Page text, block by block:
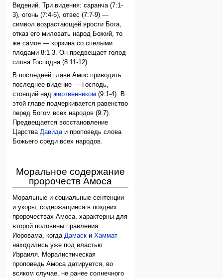
Видений. Три видения: саранча (7:1-
3), огонь (7:4-6), отвес (7:7-9) —
символ возрастающей ярости Бога,
отказ его миловать народ Божий, то
же самое — корзина со спелыми
плодами 8:1-3. Он предвещает голод
слова Господня (8:11-12).
В последней главе Амос приводить
последнее видение — Господь,
стоящий наджертвенником (9:1-4). В
этой главе подчеркивается равенство
перед Богом всех народов (9:7).
Предвещается восстановление
Царства Давида и проповедь слова
Божьего среди всех народов.
Моральное содержание
пророчеств Амоса
Моральные и социальные сентенции
и укоры, содержащиеся в поздних
пророчествах Амоса, характерны для
второй половины правления
Иоровама, когдаДамаск иХаммат
находились уже под властью
Израиля. Моралистическая
проповедь Амоса датируется, во
всяком случае, не ранее солнечного